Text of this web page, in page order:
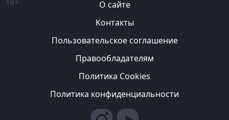
О сайте
Контакты
Пользовательское соглашение
Правообладателям
Политика Cookies
Политика конфиденциальности